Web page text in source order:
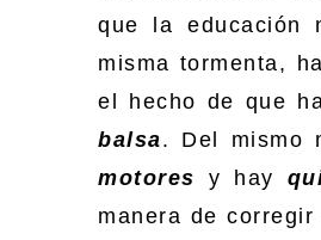
que la educación
misma tormenta,
el hecho de que
balsa. Del mismo
motores y hay
manera de